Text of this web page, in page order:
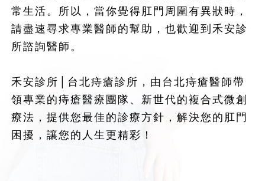
常生活。所以，當你覺得肛門周圍有異狀時，
請盡速尋求專業醫師的幫助，也歡迎到禾安診
所諮詢醫師。
禾安診所│台北痔瘡診所，由台北痔瘡醫師帶
領專業的痔瘡醫療團隊、新世代的複合式微創
療法，提供您最佳的診療方針，解決您的肛門
困擾，讓您的人生更精彩！